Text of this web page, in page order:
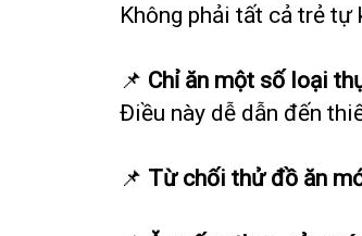
Không phải tất cả trẻ tự
📌 Chỉ ăn một số loại
Điều này dễ dẫn đến
📌 Từ chối thử đồ ăn